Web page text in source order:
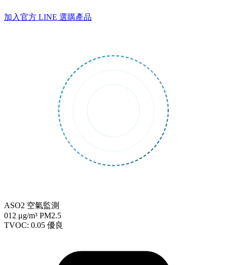
加入官方 LINE 選購產品
ASO2 空氣監測
012 μg/m³ PM2.5
TVOC: 0.05 優良